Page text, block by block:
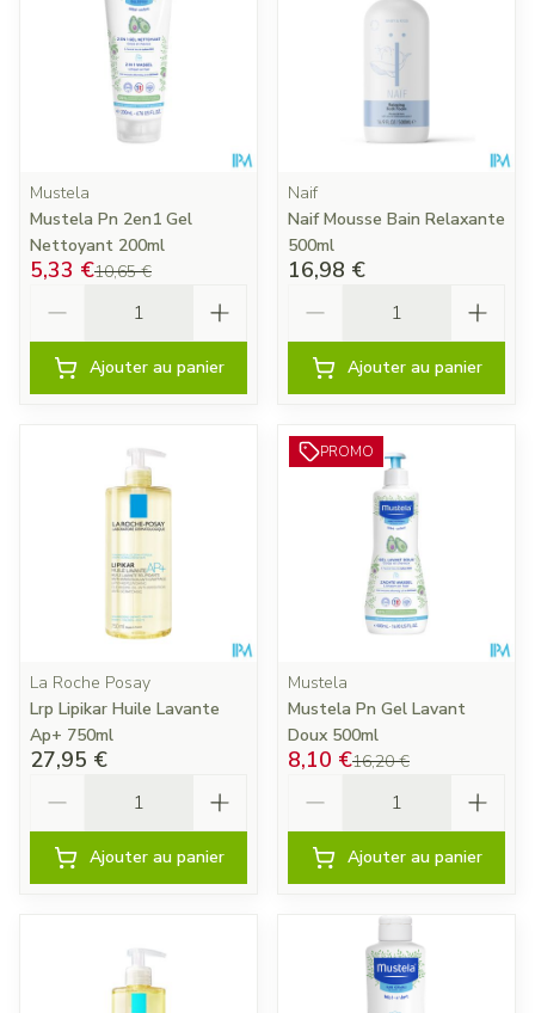
Mustela
Mustela Pn 2en1 Gel
Nettoyant 200ml
10,65 €
5,33 €
Ajouter au panier
Naif
Naif Mousse Bain Relaxante
500ml
16,98 €
Ajouter au panier
La Roche Posay
Lrp Lipikar Huile Lavante
Ap+ 750ml
27,95 €
Ajouter au panier
PROMO
Mustela
Mustela Pn Gel Lavant
Doux 500ml
16,20 €
8,10 €
Ajouter au panier